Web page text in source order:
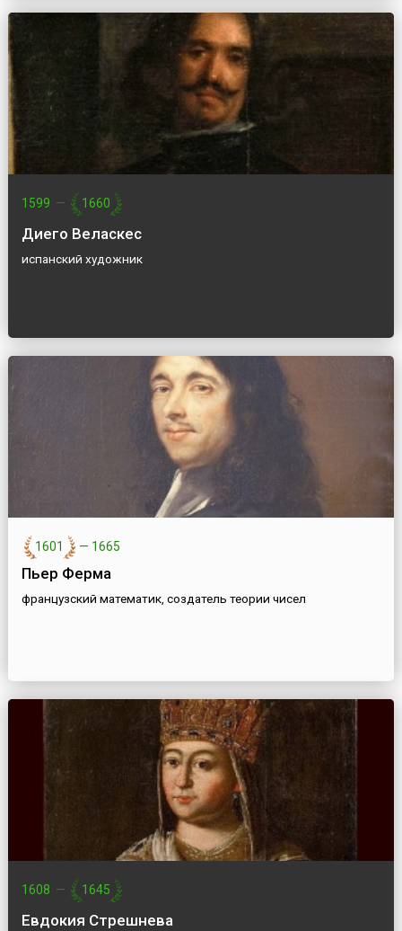
1599 — 1660
Диего Веласкес
испанский художник
1601 — 1665
Пьер Ферма
французский математик, создатель теории чисел
1608 — 1645
Евдокия Стрешнева